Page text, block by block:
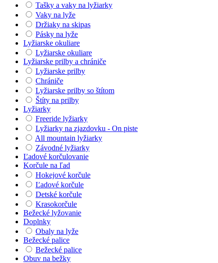
Tašky a vaky na lyžiarky
Vaky na lyže
Držiaky na skipas
Pásky na lyže
Lyžiarske okuliare
Lyžiarske okuliare
Lyžiarske prilby a chrániče
Lyžiarske prilby
Chrániče
Lyžiarske prilby so štítom
Štíty na prilby
Lyžiarky
Freeride lyžiarky
Lyžiarky na zjazdovku - On piste
All mountain lyžiarky
Závodné lyžiarky
Ľadové korčulovanie
Korčule na ľad
Hokejové korčule
Ľadové korčule
Detské korčule
Krasokorčule
Bežecké lyžovanie
Doplnky
Obaly na lyže
Bežecké palice
Bežecké palice
Obuv na bežky